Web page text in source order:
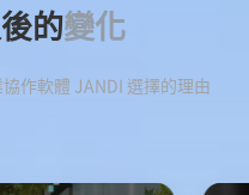
的變化
作軟體 JANDI 選擇的理由